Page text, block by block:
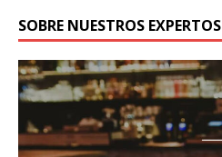
SOBRE NUESTROS EXPERTOS